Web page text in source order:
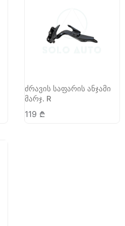
ძრავის საფარის ანჯამი
მარჯ. R
119 ₾